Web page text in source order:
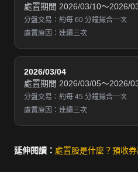
處置期間 2026/03/10～2026/
分盤交易：約每 60 分鐘撮合一次
處置原因：連續三次
2026/03/04
處置期間 2026/03/05～2026/
分盤交易：約每 45 分鐘撮合一次
處置原因：連續三次
延伸閱讀： 處置股是什麼？預收